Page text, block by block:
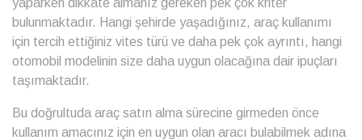
yaparken dikkate almanız gereken pek çok kriter
bulunmaktadır. Hangi şehirde yaşadığınız, araç kullanımı
için tercih ettiğiniz vites türü ve daha pek çok ayrıntı, hangi
otomobil modelinin size daha uygun olacağına dair ipuçları
taşımaktadır.
Bu doğrultuda araç satın alma sürecine girmeden önce
kullanım amacınız için en uygun olan aracı bulabilmek adına